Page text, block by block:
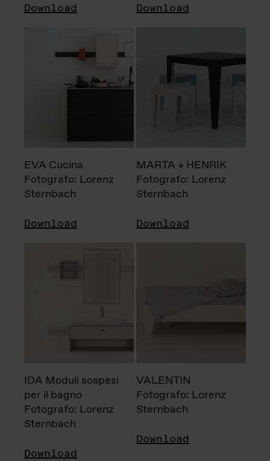
Download Download
EVA Cucina
Fotografo: Lorenz
Sternbach
Download
MARTA + HENRIK
Fotografo: Lorenz
Sternbach
Download
IDA Moduli sospesi
per il bagno
Fotografo: Lorenz
Sternbach
Download
VALENTIN
Fotografo: Lorenz
Sternbach
Download